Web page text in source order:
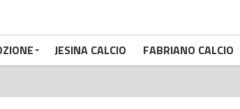
JESINA CALCIO FABRIANO CALCIO